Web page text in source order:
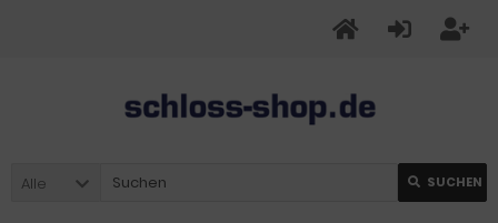
Alle SUCHEN